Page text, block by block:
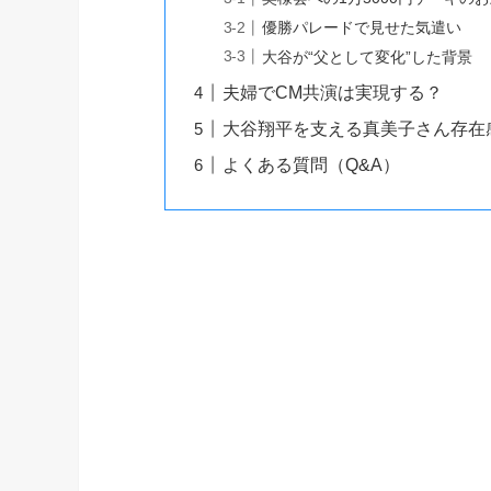
優勝パレードで見せた気遣い
大谷が“父として変化”した背景
夫婦でCM共演は実現する？
大谷翔平を支える真美子さん存在
よくある質問（Q&A）